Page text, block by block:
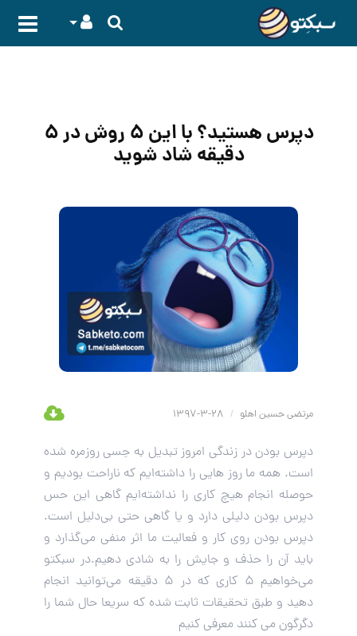
دپرس هستید؟ با این ۵ روش‌ در ۵
دقیقه شاد شوید
مرتضی حسین اهلو /
دپرس بودن در زندگی امروز تبدیل به حِسی روزمره شده
است. همه ما روز هایی را داشته‌ایم که ناراحت بودیم و
حوصله انجام هیچ کاری را نداشته‌ایم گاهی این حس
دپرس بودن دلیلی دارد و یا گاهی حتی بی‌دلیل است.
دپرس بودن روی کار و فعالیت ما اثر منفی می‌گذارد و
باید آن را حذف و جایش را به شادی دهیم.در سبکتو
می‌خواهیم 5 کاری که در 5 دقیقه می‌توانید انجام
دهید و طبق تحقیقات ثابت شده که سریعا حال شما را
دگرگون می کنند معرفی کنیم